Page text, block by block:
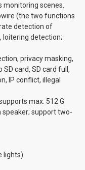
scenes.
(the two functions
detection of
loitering detection;
privacy masking,
card, SD card full,
IP conflict, illegal
max. 512 G
speaker; support two-
lights).